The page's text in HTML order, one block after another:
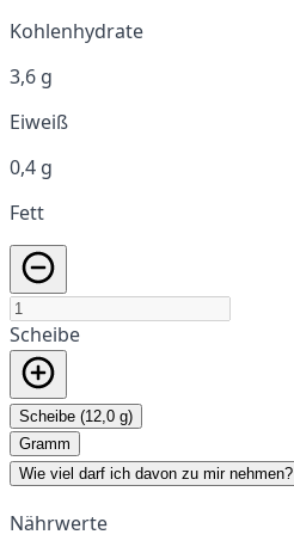
Kohlenhydrate
3,6 g
Eiweiß
0,4 g
Fett
Scheibe
Scheibe (12,0 g)
Gramm
Wie viel darf ich davon zu mir nehmen?
Nährwerte